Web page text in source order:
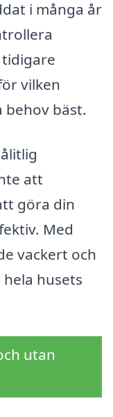
i många år
vilken
behov bäst.
att
göra din
Med
vackert och
husets
utan